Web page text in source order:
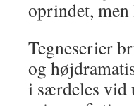
oprindet,
Tegneserier
og
i særdeles vid